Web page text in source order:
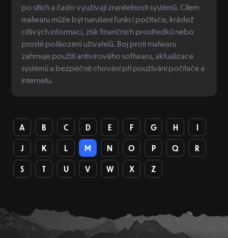
po sítích a často využívají zranitelnosti systémů. Cílem
malwaru může být narušení funkcí počítače, krádež
citlivých informací, zisk finančních prostředků nebo
prosté poškození uživatelů. Boj proti malwaru
zahrnuje použití antivirového softwaru, aktualizace
systémů a bezpečné chování při používání počítače a
internetu.
A B C D E F G H I
J K L M N O P Q R
S T U V W X Z